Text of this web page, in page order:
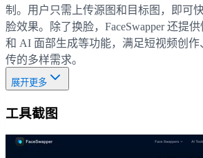
制。用户只需上传源图和目标图，即可
脸效果。除了换脸，FaceSwapper 还提
和 AI 面部生成等功能，满足短视频创
传的多样需求。
展开更多
工具截图